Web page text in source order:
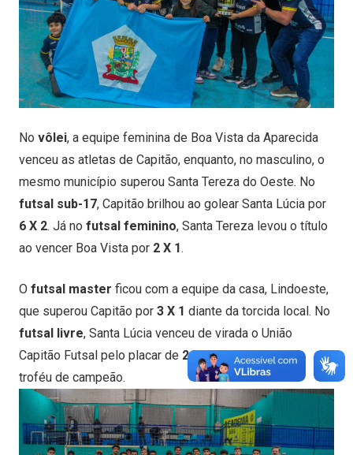
No vôlei, a equipe feminina de Boa Vista da Aparecida
venceu as atletas de Capitão, enquanto, no masculino, o
mesmo município superou Santa Tereza do Oeste. No
futsal sub-17, Capitão brilhou ao golear Santa Lúcia por
6 X 2. Já no futsal feminino, Santa Tereza levou o título
ao vencer Boa Vista por 2 X 1.
O futsal master ficou com a equipe da casa, Lindoeste,
que superou Capitão por 3 X 1 diante da torcida local. No
futsal livre, Santa Lúcia venceu de virada o União
Capitão Futsal pelo placar de 2 X 1, conquistando o
troféu de campeão.